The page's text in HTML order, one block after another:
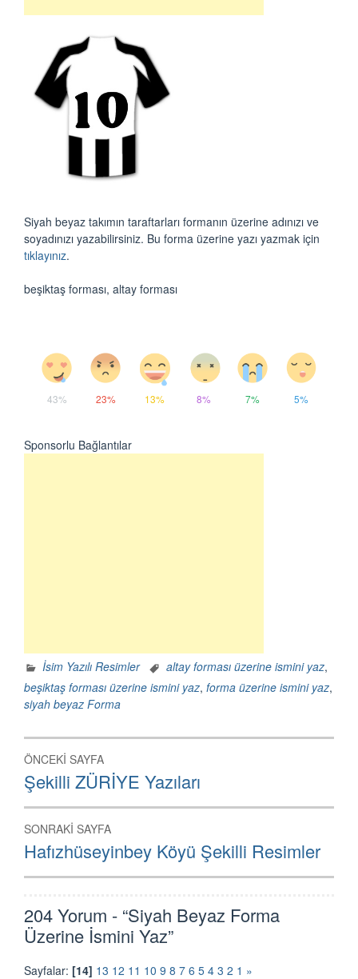
Siyah beyaz takımın taraftarları formanın üzerine adınızı ve
soyadınızı yazabilirsiniz. Bu forma üzerine yazı yazmak için
tıklayınız.
beşiktaş forması, altay forması
43% 23% 13% 8% 7% 5%
Sponsorlu Bağlantılar
İsim Yazılı Resimler altay forması üzerine ismini yaz,
beşiktaş forması üzerine ismini yaz, forma üzerine ismini yaz,
siyah beyaz Forma
Yazı
dolaşımı
ÖNCEKI SAYFA
Önceki
Sayfa:
Şekilli ZÜRİYE Yazıları
SONRAKI SAYFA
Sonraki
Sayfa:
Hafızhüseyinbey Köyü Şekilli Resimler
204 Yorum - “Siyah Beyaz Forma
Üzerine İsmini Yaz”
Sayfalar: [14] 13 12 11 10 9 8 7 6 5 4 3 2 1 »